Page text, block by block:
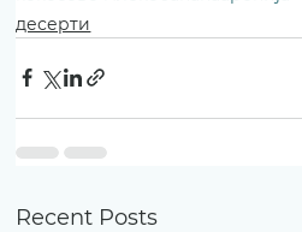
десерти
Recent Posts